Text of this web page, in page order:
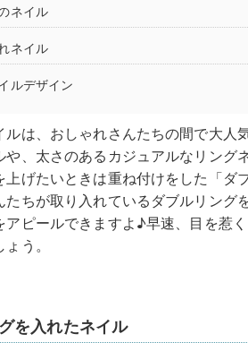
ネイル
ネイル
ルデザイン
は、おしゃれさんたちの間で大人
、太さのあるカジュアルなリング
げたいときは重ね付けをした「ダ
ちが取り入れているダブルリング
アピールできますよ♪早速、目を惹
う。
を入れたネイル